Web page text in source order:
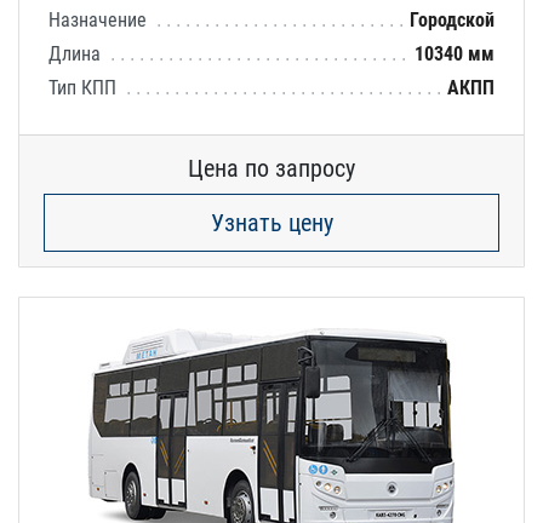
Назначение
Городской
Длина
10340 мм
Тип КПП
АКПП
Цена по запросу
Узнать цену